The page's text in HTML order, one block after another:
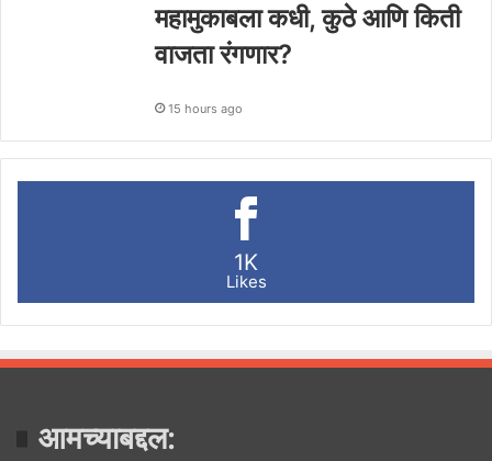
महामुकाबला कधी, कुठे आणि किती
वाजता रंगणार?
15 hours ago
1K
Likes
आमच्याबद्दल: